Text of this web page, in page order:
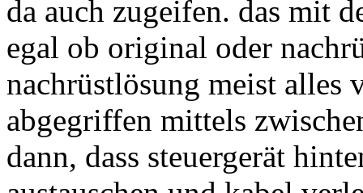
da auch zugeifen. das mit
egal ob original oder
nachrüstlösung meist
abgegriffen mittels
dann, dass steuergerät